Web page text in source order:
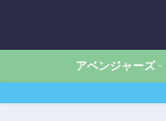
アベンジャーズ